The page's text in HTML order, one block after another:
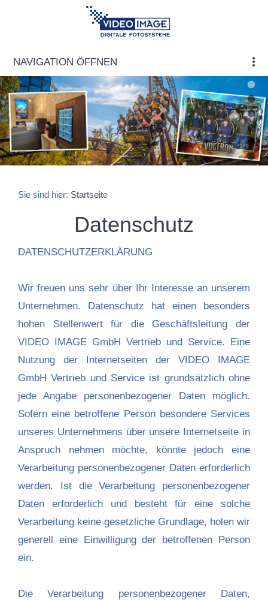
NAVIGATION ÖFFNEN
Sie sind hier: Startseite
Datenschutz
DATENSCHUTZERKLÄRUNG
Wir freuen uns sehr über Ihr Interesse an unserem
Unternehmen. Datenschutz hat einen besonders
hohen Stellenwert für die Geschäftsleitung der
VIDEO IMAGE GmbH Vertrieb und Service. Eine
Nutzung der Internetseiten der VIDEO IMAGE
GmbH Vertrieb und Service ist grundsätzlich ohne
jede Angabe personenbezogener Daten möglich.
Sofern eine betroffene Person besondere Services
unseres Unternehmens über unsere Internetseite in
Anspruch nehmen möchte, könnte jedoch eine
Verarbeitung personenbezogener Daten erforderlich
werden. Ist die Verarbeitung personenbezogener
Daten erforderlich und besteht für eine solche
Verarbeitung keine gesetzliche Grundlage, holen wir
generell eine Einwilligung der betroffenen Person
ein.
Die Verarbeitung personenbezogener Daten,